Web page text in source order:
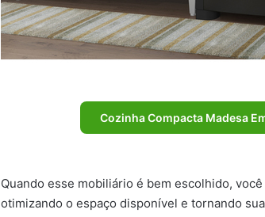
Cozinha Compacta Madesa
Quando esse mobiliário é bem escolhido,
otimizando o espaço disponível e tornando